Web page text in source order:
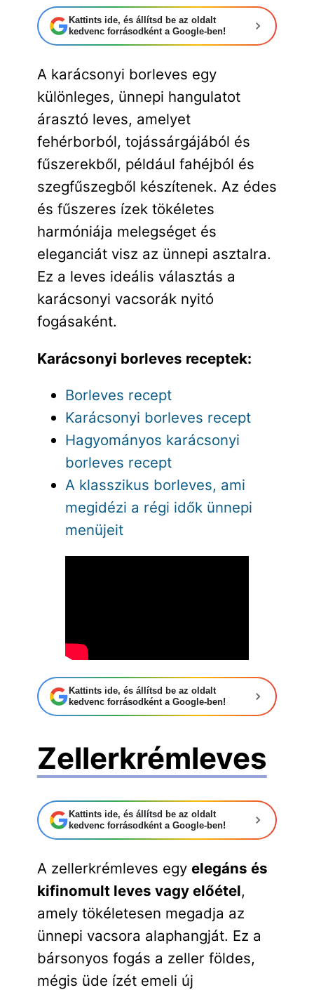
Kattints ide, és állítsd be az oldalt
kedvenc forrásodként a Google-ben!
A karácsonyi borleves egy
különleges, ünnepi hangulatot
árasztó leves, amelyet
fehérborból, tojássárgájából és
fűszerekből, például fahéjból és
szegfűszegből készítenek. Az édes
és fűszeres ízek tökéletes
harmóniája melegséget és
eleganciát visz az ünnepi asztalra.
Ez a leves ideális választás a
karácsonyi vacsorák nyitó
fogásaként.
Karácsonyi borleves receptek:
Borleves recept
Karácsonyi borleves recept
Hagyományos karácsonyi
borleves recept
A klasszikus borleves, ami
megidézi a régi idők ünnepi
menüjeit
Kattints ide, és állítsd be az oldalt
kedvenc forrásodként a Google-ben!
Zellerkrémleves
Kattints ide, és állítsd be az oldalt
kedvenc forrásodként a Google-ben!
A zellerkrémleves egy elegáns és
kifinomult leves vagy előétel,
amely tökéletesen megadja az
ünnepi vacsora alaphangját. Ez a
bársonyos fogás a zeller földes,
mégis üde ízét emeli új